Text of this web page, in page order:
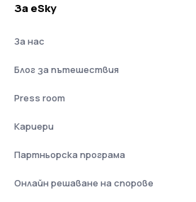
За eSky
За нас
Блог за пътешествия
Press room
Кариери
Партньорска програма
Онлайн решаване на спорове